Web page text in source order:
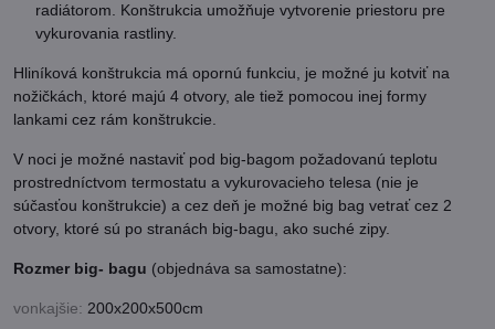
radiátorom. Konštrukcia umožňuje vytvorenie priestoru pre
vykurovania rastliny.
Hliníková konštrukcia má opornú funkciu, je možné ju kotviť na
nožičkách, ktoré majú 4 otvory, ale tiež pomocou inej formy
lankami cez rám konštrukcie.
V noci je možné nastaviť pod big-bagom požadovanú teplotu
prostredníctvom termostatu a vykurovacieho telesa (nie je
súčasťou konštrukcie) a cez deň je možné big bag vetrať cez 2
otvory, ktoré sú po stranách big-bagu, ako suché zipy.
Rozmer big- bagu (objednáva sa samostatne):
vonkajšie: 200x200x500cm